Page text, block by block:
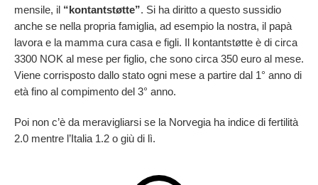
mensile, il “kontantstøtte”. Si ha diritto a questo sussidio
anche se nella propria famiglia, ad esempio la nostra, il papà
lavora e la mamma cura casa e figli. Il kontantstøtte è di circa
3300 NOK al mese per figlio, che sono circa 350 euro al mese.
Viene corrisposto dallo stato ogni mese a partire dal 1° anno di
età fino al compimento del 3° anno.
Poi non c’è da meravigliarsi se la Norvegia ha indice di fertilità
2.0 mentre l’Italia 1.2 o giù di lì.